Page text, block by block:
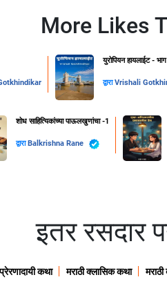
More Likes
युरोपियन हायलाईट -
द्वाराVrishali
शोध साहित्यिकांच्या पाऊलखुणांचा -1
द्वारा Balkrishna Rane
इतर रसदार
कथा मराठी क्लासिक कथा